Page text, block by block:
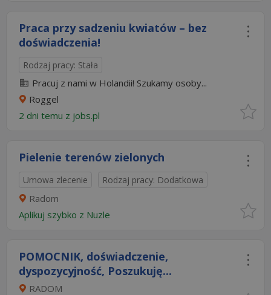
Praca przy sadzeniu kwiatów – bez
doświadczenia!
Rodzaj pracy: Stała
Pracuj z nami w Holandii! Szukamy osoby...
Roggel
2 dni temu z jobs.pl
Pielenie terenów zielonych
Umowa zlecenie Rodzaj pracy: Dodatkowa
Radom
Aplikuj szybko z Nuzle
POMOCNIK, doświadczenie,
dyspozycyjność, Poszukuję...
RADOM